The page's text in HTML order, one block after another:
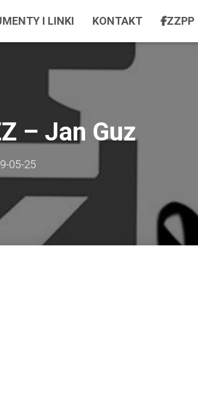
I LINKI KONTAKT ZZPP
– Jan Guz
05-25